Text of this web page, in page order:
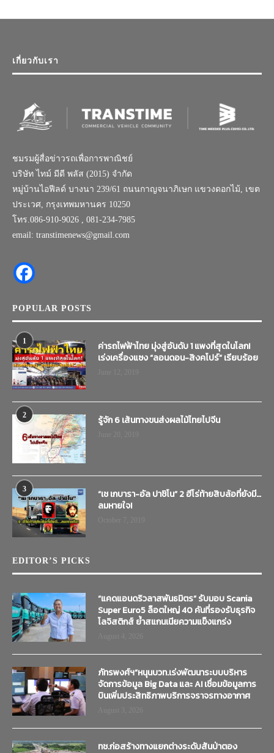
เกี่ยวกับเรา
ชมรมผู้สื่อข่าวรถเพื่อการพาณิชย์
บริษัท ไทม์ มีดี พลัส (2015) จำกัด
หมู่บ้านไอฟีลด์ บางนา 239/61 ถนนกาญจนาภิเษก แขวงดอกไม้, เขต
ประเวศ, กรุงเทพมหานคร 10250
โทร.086-910-9026 , 081-234-7985
email: transtimenews@gmail.com
POPULAR POSTS
1
ค่ารถไฟฟ้าไทย มุ่งสู่อันดับ 1 แพงที่สุดในโลก!
เร่งเครื่องแซง “ลอนดอน-สิงคโปร์” เรียบร้อย
2 รู้จัก 6 เส้นทางขนส่งผลไม้ไทยไปจีน
3
“เช เกบารา-อัล ปาชิโน” 2 ฮีโร่ท้ายสิบล้อที่ยังมี…
ลมหายใจ!
EDITOR’S PICKS
“แคดแอนดริวลาสพันธมิตร” รับมอบ Scania
Super Euro5 ล็อตใหญ่ 40 คันที่รองรับธุรกิจ
โลจิสติกส์ ย้ำสแกนเนียความแข็งแกร่ง
ภัทรพงศ์ฯ”หนุนบวท.เร่งพัฒนาระบบบริหาร
จัดการข้อมูล Big Data และ AI เชื่อมข้อมูลการ
บินเพิ่มประสิทธิภาพบริการจราจรทางอากาศ
ทช.ก่อสร้างทางแยกต่างระดับสันป่าตอง